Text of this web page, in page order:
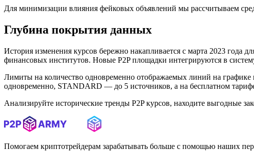
Для минимизации влияния фейковых объявлений мы рассчитываем
Глубина покрытия данных
История изменения курсов бережно накапливается с марта 2023 года
финансовых институтов. Новые P2P площадки интегрируются в
Лимиты на количество одновременно отображаемых линий на
одновременно, STANDARD — до 5 источников, а на бесплатном
Анализируйте исторические тренды P2P курсов, находите выгодные
Помогаем криптотрейдерам зарабатывать больше с помощью наших